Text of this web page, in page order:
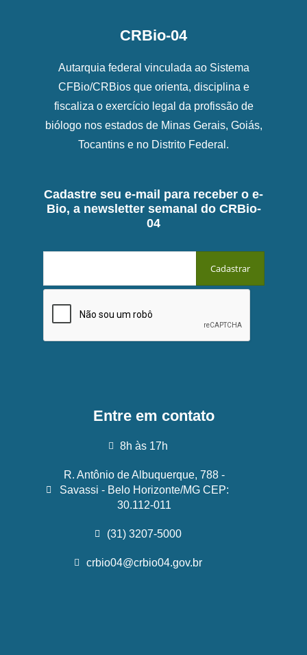
CRBio-04
Autarquia federal vinculada ao Sistema
CFBio/CRBios que orienta, disciplina e
fiscaliza o exercício legal da profissão de
biólogo nos estados de Minas Gerais, Goiás,
Tocantins e no Distrito Federal.
Cadastre seu e-mail para receber o e-
Bio, a newsletter semanal do CRBio-
04
Entre em contato
8h às 17h
R. Antônio de Albuquerque, 788 -
Savassi - Belo Horizonte/MG CEP:
30.112-011
(31) 3207-5000
crbio04@crbio04.gov.br